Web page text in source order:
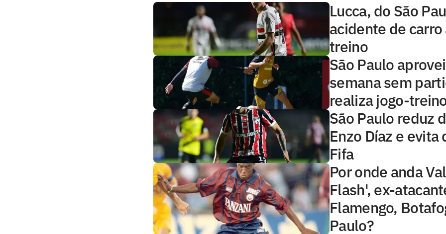
Lucca, do São
acidente de
treino
São Paulo
semana sem
realiza jogo-
São Paulo reduz
Enzo Díaz e evita
Fifa
Por onde anda
Flash', ex-
Flamengo,
Paulo?